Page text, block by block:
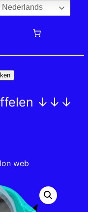
↓↓↓
web
Nederlands